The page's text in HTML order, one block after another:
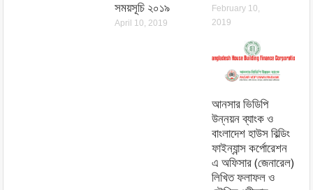
সময়সূচি ২০১৯
April 10, 2019
February 10,
2019
আনসার ভিডিপি
উন্নয়ন ব্যাংক ও
বাংলাদেশ হাউস বিল্ডিং
ফাইন্যান্স কর্পোরেশন
এ অফিসার (জেনারেল)
লিখিত ফলাফল ও